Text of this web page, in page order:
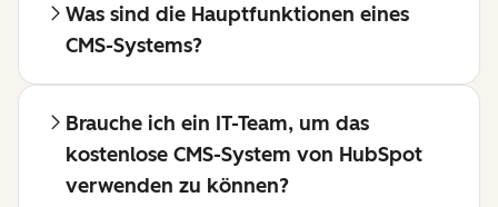
Was sind die Hauptfunktionen eines
CMS-Systems?
Brauche ich ein IT-Team, um das
kostenlose CMS-System von HubSpot
verwenden zu können?